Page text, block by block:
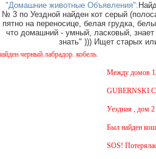
"Домашние животные Объявления":
№ 3 по Уездной найден кот серый
пятно на переносице, белая грудка,
что домашний - умный, ласковый,
знать" ))) Ищет старых
лабрадор. кобель.
Между домов 13 и
Уездная , дом 2 .
Был найден
SOS! Потерялась